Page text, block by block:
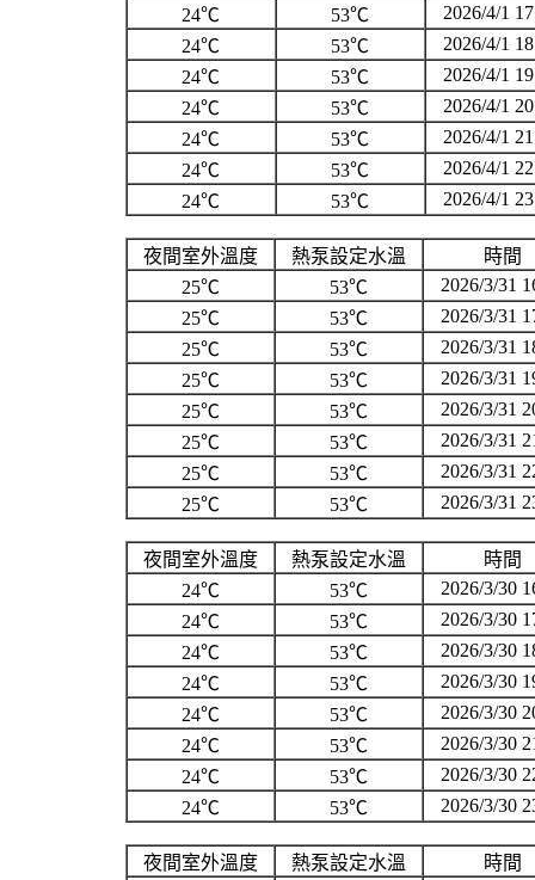
24℃
53℃
2026/4/1
24℃
53℃
2026/4/1
24℃
53℃
2026/4/1
24℃
53℃
2026/4/1
24℃
53℃
2026/4/1
24℃
53℃
2026/4/1
24℃
53℃ 2026/4/1
夜間室外溫度 熱泵設定水溫
時間
25℃
53℃
2026/3/31
25℃
53℃
2026/3/31
25℃
53℃
2026/3/31
25℃
53℃
2026/3/31
25℃
53℃
2026/3/31
25℃
53℃
2026/3/31
25℃
53℃
2026/3/31
25℃
53℃ 2026/3/31
夜間室外溫度 熱泵設定水溫
時間
24℃
53℃
2026/3/30
24℃
53℃
2026/3/30
24℃
53℃
2026/3/30
24℃
53℃
2026/3/30
24℃
53℃
2026/3/30
24℃
53℃
2026/3/30
24℃
53℃
2026/3/30
24℃
53℃ 2026/3/30
夜間室外溫度 熱泵設定水溫
時間